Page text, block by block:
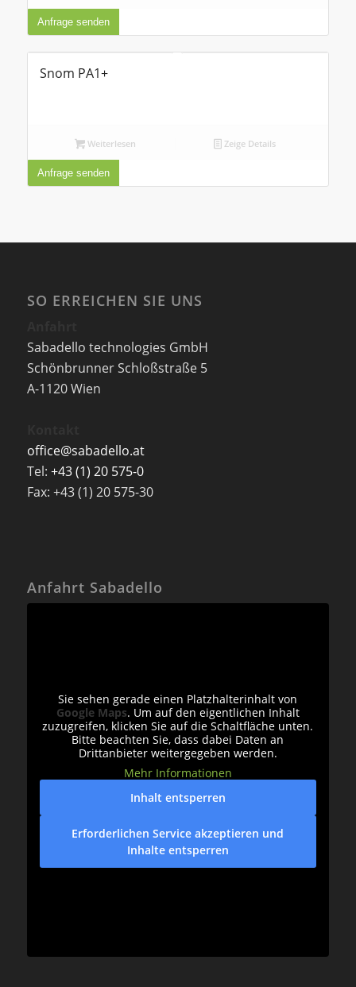
Anfrage senden
Snom PA1+
Weiterlesen Zeige Details
Anfrage senden
SO ERREICHEN SIE UNS
Sabadello technologies GmbH
Schönbrunner Schloßstraße 5
A-1120 Wien
office@sabadello.at
Tel: +43 (1) 20 575-0
Fax: +43 (1) 20 575-30
Anfahrt Sabadello
Sie sehen gerade einen Platzhalterinhalt von
Google Maps. Um auf den eigentlichen Inhalt
zuzugreifen, klicken Sie auf die Schaltfläche unten.
Bitte beachten Sie, dass dabei Daten an
Drittanbieter weitergegeben werden.
Mehr Informationen
Inhalt entsperren
Erforderlichen Service akzeptieren und
Inhalte entsperren